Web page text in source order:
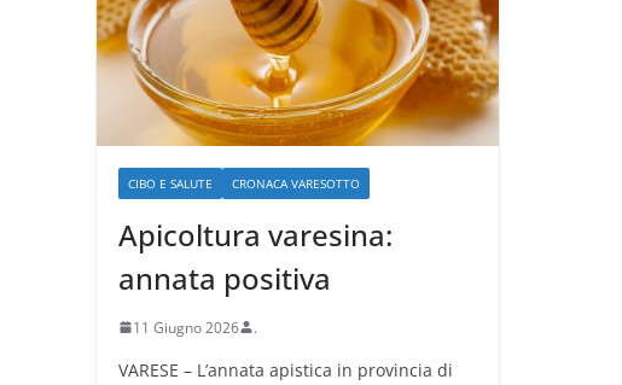
CIBO E SALUTE CRONACA VARESOTTO
Apicoltura varesina:
annata positiva
11 Giugno 2026 .
VARESE – L’annata apistica in provincia di